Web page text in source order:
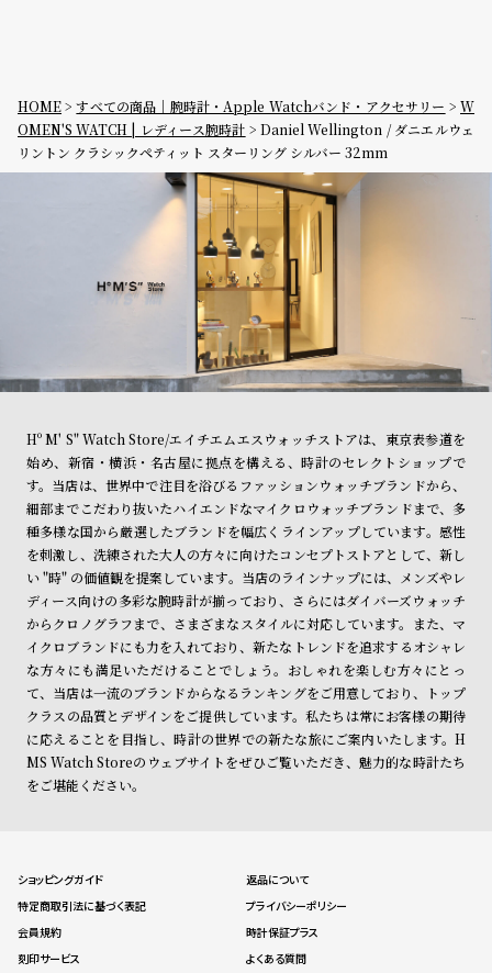
HOME すべての商品｜腕時計・Apple Watchバンド・アクセサリー
W
OMEN'S WATCH | レディース腕時計
Daniel Wellington / ダニエルウェ
リントン クラシックペティット スターリング シルバー 32mm
Hº M' S" Watch Store/エイチエムエスウォッチストアは、東京表参道を
始め、新宿・横浜・名古屋に拠点を構える、時計のセレクトショップで
す。当店は、世界中で注目を浴びるファッションウォッチブランドから、
細部までこだわり抜いたハイエンドなマイクロウォッチブランドまで、多
種多様な国から厳選したブランドを幅広くラインアップしています。感性
を刺激し、洗練された大人の方々に向けたコンセプトストアとして、新し
い "時" の価値観を提案しています。当店のラインナップには、メンズやレ
ディース向けの多彩な腕時計が揃っており、さらにはダイバーズウォッチ
からクロノグラフまで、さまざまなスタイルに対応しています。また、マ
イクロブランドにも力を入れており、新たなトレンドを追求するオシャレ
な方々にも満足いただけることでしょう。おしゃれを楽しむ方々にとっ
て、当店は一流のブランドからなるランキングをご用意しており、トップ
クラスの品質とデザインをご提供しています。私たちは常にお客様の期待
に応えることを目指し、時計の世界での新たな旅にご案内いたします。H
MS Watch Storeのウェブサイトをぜひご覧いただき、魅力的な時計たち
をご堪能ください。
ショッピングガイド
返品について
特定商取引法に基づく表記
プライバシーポリシー
会員規約
時計保証プラス
刻印サービス
よくある質問